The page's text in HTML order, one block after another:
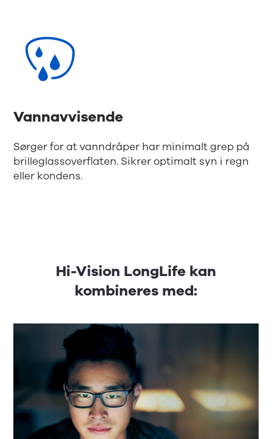
Vannavvisende
Sørger for at vanndråper har minimalt grep på
brilleglassoverflaten. Sikrer optimalt syn i regn
eller kondens.
Hi-Vision LongLife kan
kombineres med: